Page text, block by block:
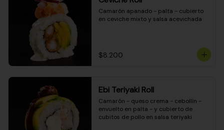
Camarón apanado - palta - cubierto
en ceviche mixto y salsa acevichada
$8.200
Ebi Teriyaki Roll
Camarón - queso crema - cebollín -
envuelto en palta - y cubierto de
cubitos de pollo en salsa teriyaki